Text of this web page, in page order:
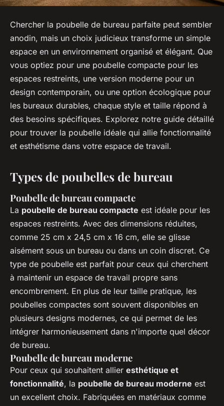
Chercher la poubelle de bureau parfaite peut sembler
anodin, mais un choix judicieux transforme un simple
espace en un environnement organisé et élégant. Que
vous optiez pour une poubelle compacte pour les
espaces restreints, une version moderne pour un
design contemporain, ou une option écologique pour
les bureaux durables, chaque style et taille répond à
des besoins spécifiques. Explorez notre guide détaillé
pour trouver la poubelle idéale qui allie fonctionnalité
et esthétisme dans votre espace de travail.
Types de poubelles de bureau
Poubelle de bureau compacte
La poubelle de bureau compacte est idéale pour les
espaces restreints. Avec des dimensions réduites,
comme 25 cm x 24,5 cm x 16 cm, elle se glisse
aisément sous un bureau ou dans un coin discret. Ce
type de poubelle est parfait pour ceux qui cherchent
à maintenir un espace de travail propre sans
encombrement. En plus de leur taille pratique, les
poubelles compactes sont souvent disponibles en
plusieurs designs modernes, ce qui permet de les
intégrer harmonieusement dans n'importe quel décor
de bureau.
Poubelle de bureau moderne
Pour ceux qui souhaitent allier esthétique et
fonctionnalité, la poubelle de bureau moderne est
un excellent choix. Fabriquées en matériaux comme